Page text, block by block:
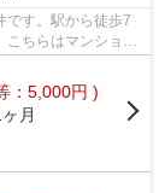
です。駅から徒歩7
こちらはマンション
：5,000円 )
月